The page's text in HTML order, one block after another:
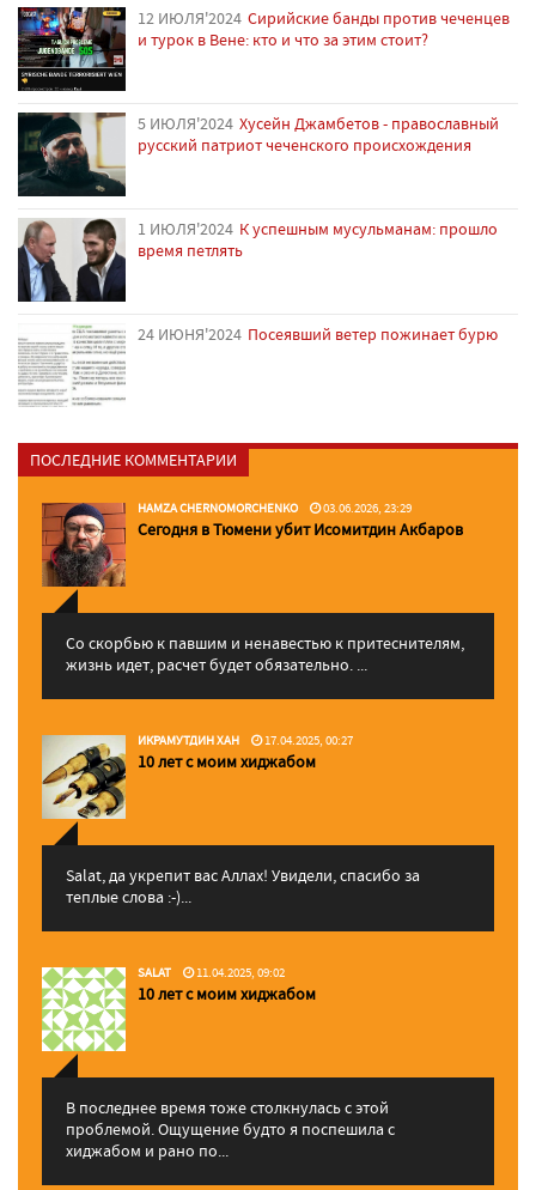
12 ИЮЛЯ'2024 Сирийские банды против чеченцев
и турок в Вене: кто и что за этим стоит?
5 ИЮЛЯ'2024 Хусейн Джамбетов - православный
русский патриот чеченского происхождения
1 ИЮЛЯ'2024 К успешным мусульманам: прошло
время петлять
24 ИЮНЯ'2024 Посеявший ветер пожинает бурю
ПОСЛЕДНИЕ КОММЕНТАРИИ
HAMZA CHERNOMORCHENKO 03.06.2026, 23:29
Сегодня в Тюмени убит Исомитдин Акбаров
Со скорбью к павшим и ненавестью к притеснителям,
жизнь идет, расчет будет обязательно. ...
ИКРАМУТДИН ХАН 17.04.2025, 00:27
10 лет с моим хиджабом
Salat, да укрепит вас Аллаx! Увидели, спасибо за
теплые слова :-)...
SALAT 11.04.2025, 09:02
10 лет с моим хиджабом
В последнее время тоже столкнулась с этой
проблемой. Ощущение будто я поспешила с
хиджабом и рано по...